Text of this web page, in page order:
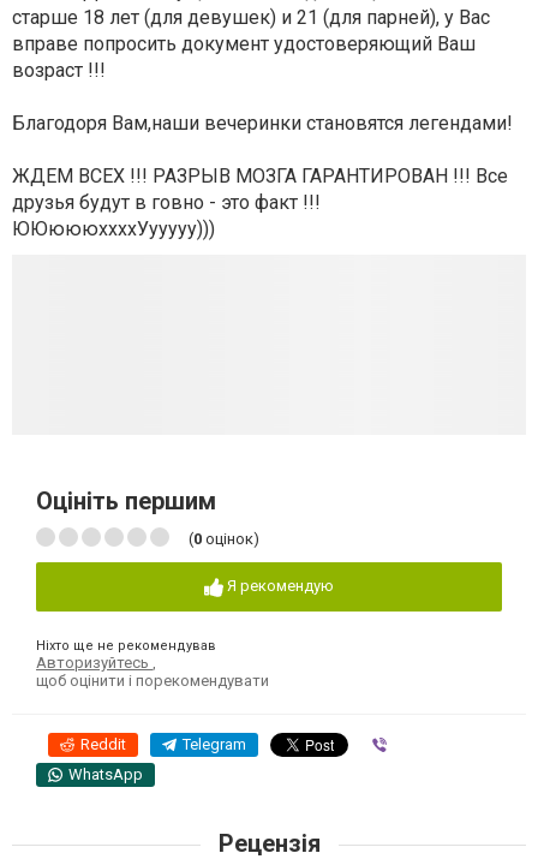
старше 18 лет (для девушек) и 21 (для парней), у Вас
вправе попросить документ удостоверяющий Ваш
возраст !!!
Благодоря Вам,наши вечеринки становятся легендами!
ЖДЕМ ВСЕХ !!! РАЗРЫВ МОЗГА ГАРАНТИРОВАН !!! Все
друзья будут в говно - это факт !!!
ЮЮюююххххУууууу)))
Оцініть першим
(0 оцінок)
Я рекомендую
Ніхто ще не рекомендував
Авторизуйтесь
щоб оцінити і порекомендувати
Reddit Telegram
WhatsApp
Рецензія